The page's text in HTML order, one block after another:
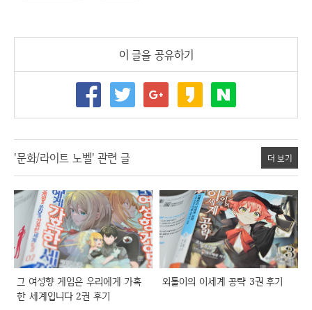
이 글을 공유하기
'문화/라이트 노벨' 관련 글 더 보기
그 여성향 게임은 우리에게 가혹
한 세계입니다 2권 후기
외톨이의 이세계 공략 3권 후기